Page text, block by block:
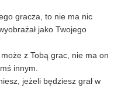
gracza, to nie ma nic
jako Twojego
z Tobą grac, nie ma on
innym.
jeżeli będziesz grał w